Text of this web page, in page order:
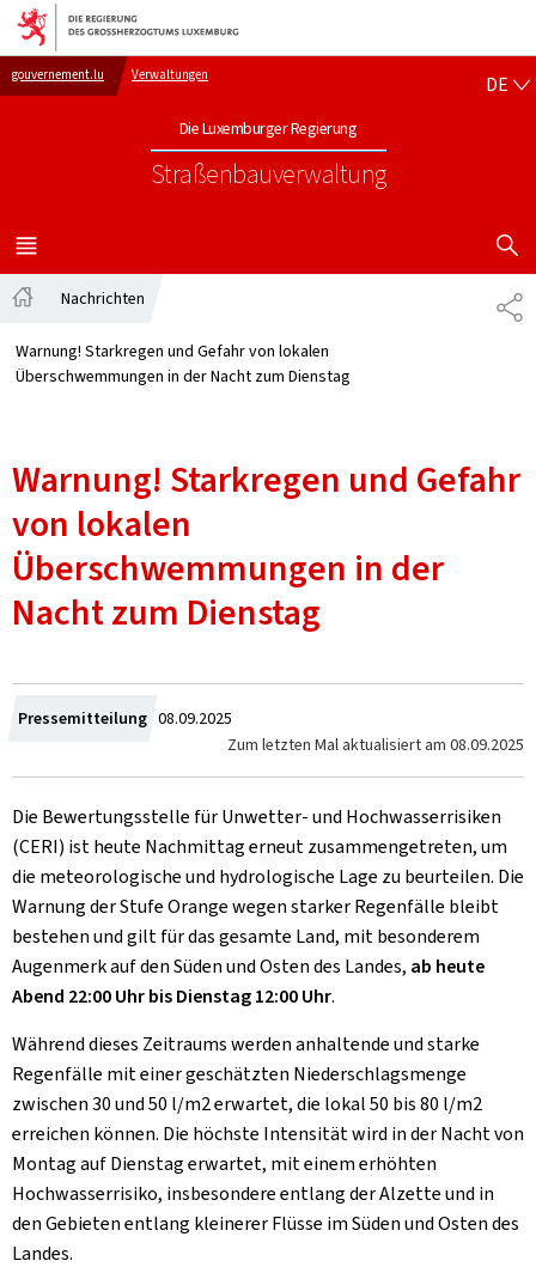
Zur Hauptnavigation
Zum Inhalt
gouvernement.lu Verwaltungen
Die Luxemburger Regierung
Straßenbauverwaltung
DE
MENÜ
HAUPT-
Nachrichten
Warnung! Starkregen und Gefahr von lokalen
Überschwemmungen in der Nacht zum Dienstag
Warnung! Starkregen und Gefahr
von lokalen
Überschwemmungen in der
Nacht zum Dienstag
Pressemitteilung Zum
08.09.2025
Zum letzten Mal aktualisiert am 08.09.2025
Die Bewertungsstelle für Unwetter- und Hochwasserrisiken
(CERI) ist heute Nachmittag erneut zusammengetreten, um
die meteorologische und hydrologische Lage zu beurteilen. Die
Warnung der Stufe Orange wegen starker Regenfälle bleibt
bestehen und gilt für das gesamte Land, mit besonderem
Augenmerk auf den Süden und Osten des Landes, ab heute
Abend 22:00 Uhr bis Dienstag 12:00 Uhr.
Während dieses Zeitraums werden anhaltende und starke
Regenfälle mit einer geschätzten Niederschlagsmenge
zwischen 30 und 50 l/m2 erwartet, die lokal 50 bis 80 l/m2
erreichen können. Die höchste Intensität wird in der Nacht von
Montag auf Dienstag erwartet, mit einem erhöhten
Hochwasserrisiko, insbesondere entlang der Alzette und in
den Gebieten entlang kleinerer Flüsse im Süden und Osten des
Landes.